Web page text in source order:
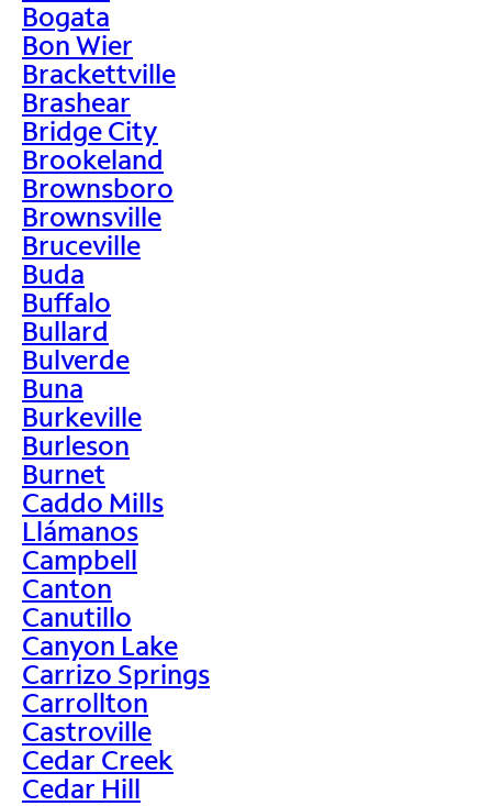
Bogata
Bon Wier
Brackettville
Brashear
Bridge City
Brookeland
Brownsboro
Brownsville
Bruceville
Buda
Buffalo
Bullard
Bulverde
Buna
Burkeville
Burleson
Burnet
Caddo Mills
Llámanos
Campbell
Canton
Canutillo
Canyon Lake
Carrizo Springs
Carrollton
Castroville
Cedar Creek
Cedar Hill